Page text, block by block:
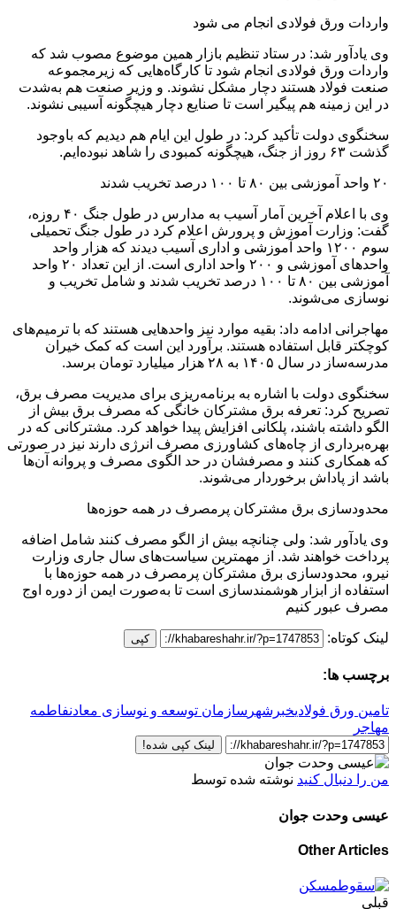
واردات ورق فولادی انجام می شود
وی یادآور شد: در ستاد تنظیم بازار همین موضوع مصوب شد که
واردات ورق فولادی انجام شود تا کارگاه‌هایی که زیرمجموعه
صنعت فولاد هستند دچار مشکل نشوند. و وزیر صنعت هم به‌شدت
در این زمینه هم پیگیر است تا صنایع دچار هیچگونه آسیبی نشوند.
سخنگوی دولت تأکید کرد: در طول این ایام هم دیدیم که باوجود
گذشت ۶۳ روز از جنگ، هیچگونه کمبودی را شاهد نبوده‌ایم.
۲۰ واحد آموزشی بین ۸۰ تا ۱۰۰ درصد تخریب شدند
وی با اعلام آخرین آمار آسیب به مدارس در طول جنگ ۴۰ روزه،
گفت: وزارت آموزش و پرورش اعلام کرد در طول جنگ تحمیلی
سوم ۱۲۰۰ واحد آموزشی و اداری آسیب دیدند که هزار واحد
واحدهای آموزشی و ۲۰۰ واحد اداری است. از این تعداد ۲۰ واحد
آموزشی بین ۸۰ تا ۱۰۰ درصد تخریب شدند و شامل تخریب و
نوسازی می‌شوند.
مهاجرانی ادامه داد: بقیه موارد نیز واحدهایی هستند که با ترمیم‌های
کوچکتر قابل استفاده هستند. برآورد این است که کمک خیران
مدرسه‌ساز در سال ۱۴۰۵ به ۲۸ هزار میلیارد تومان برسد.
سخنگوی دولت با اشاره به برنامه‌ریزی برای مدیریت مصرف برق،
تصریح کرد: تعرفه برق مشترکان خانگی که مصرف برق بیش از
الگو داشته باشند، پلکانی افزایش پیدا خواهد کرد. مشترکانی که در
بهره‌برداری از چاه‌های کشاورزی مصرف انرژی دارند نیز در صورتی
که همکاری کنند و مصرفشان در حد الگوی مصرف و پروانه آن‌ها
باشد از پاداش‌ برخوردار می‌شوند.
محدودسازی برق مشترکان پرمصرف در همه حوزه‌ها
وی یادآور شد: ولی چنانچه بیش از الگو مصرف کنند شامل اضافه‌
پرداخت خواهند شد. از مهمترین سیاست‌های سال جاری وزارت
نیرو، محدودسازی برق مشترکان پرمصرف در همه حوزه‌ها با
استفاده از ابزار هوشمندسازی است تا به‌صورت ایمن از دوره اوج
مصرف عبور کنیم
لینک کوتاه: کپی
برچسب ها:
تامین ورق فولادیخبرشهر سازمان توسعه و نوسازی معادنفاطمه
مهاجر
لینک کپی شده!
من را دنبال کنید نوشته شده توسط
عیسی وحدت جوان
Other Articles
قبلی